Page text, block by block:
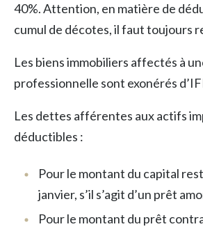
40%. Attention, en matière de
cumul de décotes, il faut toujours
Les biens immobiliers affectés à
professionnelle sont exonérés
Les dettes afférentes aux actifs
déductibles :
Pour le montant du capital
janvier, s’il s’agit d’un prêt
Pour le montant du prêt